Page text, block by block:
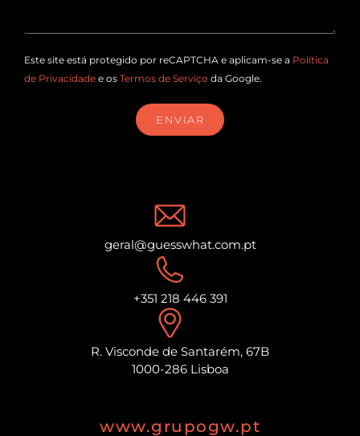
Este site está protegido por reCAPTCHA e aplicam-se a Política
de Privacidade e os Termos de Serviço da Google.
ENVIAR
geral@guesswhat.com.pt
+351 218 446 391
R. Visconde de Santarém, 67B
1000-286 Lisboa
www.grupogw.pt